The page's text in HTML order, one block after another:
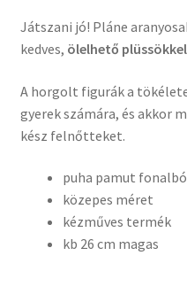
Játszani jó! Pláne
kedves, ölelhető plüssökkel
A horgolt figurák a
gyerek számára, és akkor
kész felnőtteket.
puha pamut
közepes méret
kézműves termék
kb 26 cm magas